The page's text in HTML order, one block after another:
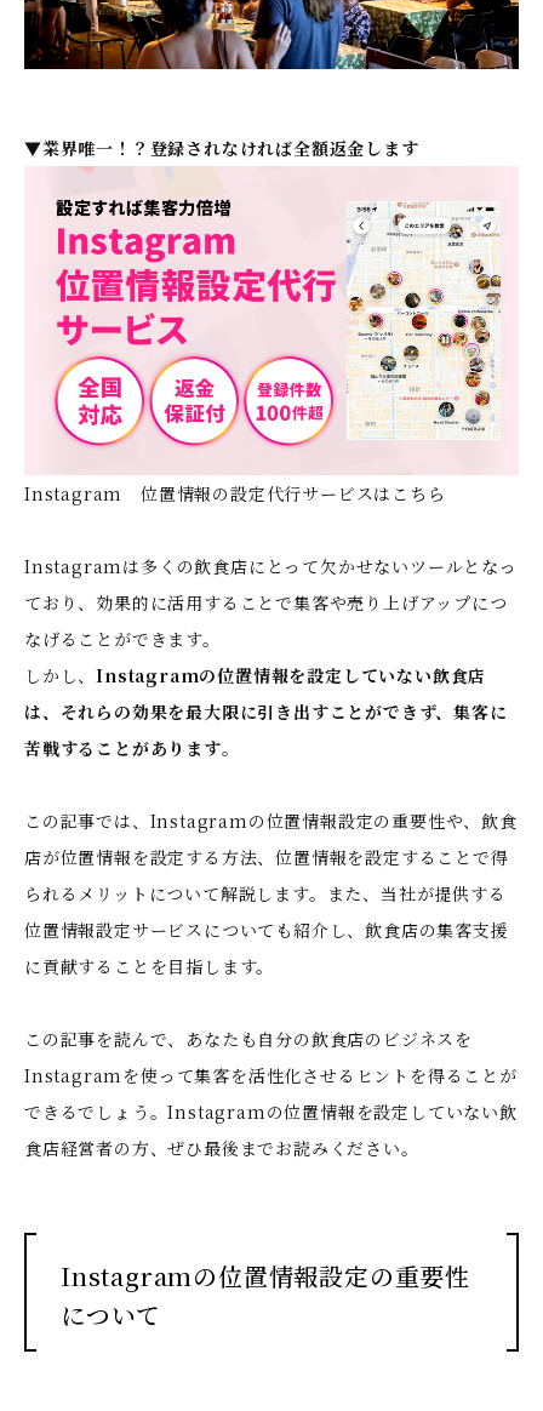
▼業界唯一！？登録されなければ全額返金します
Instagram 位置情報の設定代行サービスはこちら
Instagramは多くの飲食店にとって欠かせないツールとなっ
ており、効果的に活用することで集客や売り上げアップにつ
なげることができます。
しかし、Instagramの位置情報を設定していない飲食店
は、それらの効果を最大限に引き出すことができず、集客に
苦戦することがあります。
この記事では、Instagramの位置情報設定の重要性や、飲食
店が位置情報を設定する方法、位置情報を設定することで得
られるメリットについて解説します。また、当社が提供する
位置情報設定サービスについても紹介し、飲食店の集客支援
に貢献することを目指します。
この記事を読んで、あなたも自分の飲食店のビジネスを
Instagramを使って集客を活性化させるヒントを得ることが
できるでしょう。Instagramの位置情報を設定していない飲
食店経営者の方、ぜひ最後までお読みください。
Instagramの位置情報設定の重要性
について